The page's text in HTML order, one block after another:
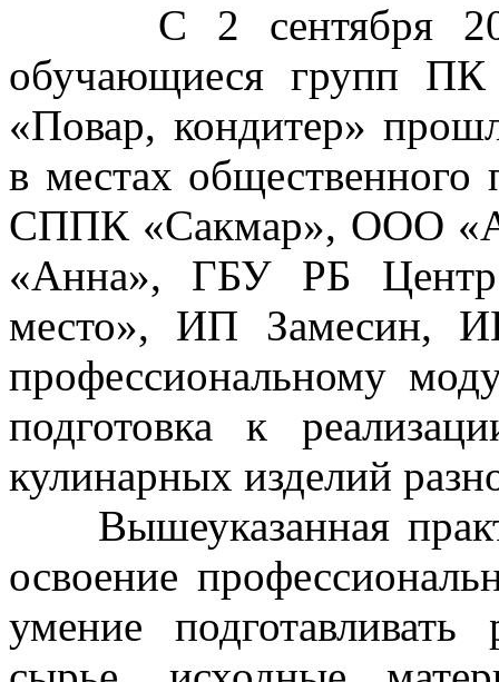
С 2 сентября
обучающиеся групп
«Повар, кондитер»
в местах
СППК «Сакмар», ООО
«Анна», ГБУ РБ Центр
место», ИП Замесин,
профессиональному
подготовка к
кулинарных изделий
Вышеуказанная
освоение
умение подготавливать